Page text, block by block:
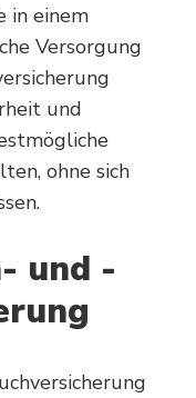
in einem
Versorgung
und
ohne sich
und -